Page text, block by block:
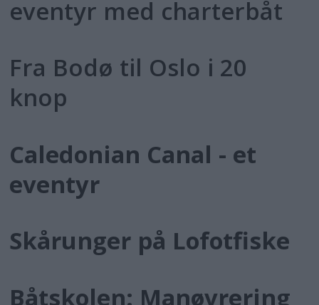
eventyr med charterbåt
Fra Bodø til Oslo i 20
knop
Caledonian Canal - et
eventyr
Skårunger på Lofotfiske
Båtskolen: Manøvrering